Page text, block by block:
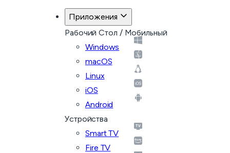
Приложения
Рабочий Стол / Мобильный
Windows
macOS
Linux
iOS
Android
Устройства
Smart TV
Fire TV